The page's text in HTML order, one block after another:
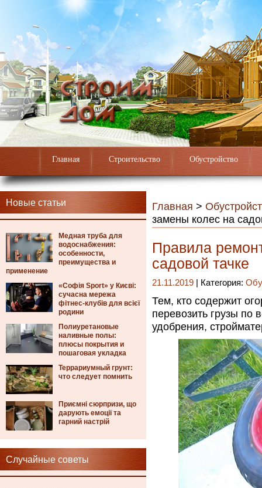
Главная Строительство Обустройство
Новые статьи
Медная труба для
водоснабжения:
особенности,
преимущества и
применение
«Софія Sport» у Києві:
сучасна мережа
фітнес-клубів для всієї
родини
Полиуретановые
наливные полы:
плюсы покрытия и
пошаговая укладка
Террариумный грунт:
что следует помнить
Приємні сюрпризи, що
дарують емоції та
гарний настрій
Случайные советы
Главная >
замены колес на
Правила
садовой тачке
21.11.2019 | Категория:
Тем, кто содержит
перевозить грузы по
удобрения,